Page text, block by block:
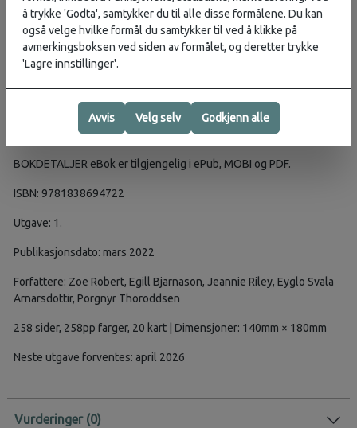
attraksjonene og aktivitetene foreslått av våre lokale eksperter -
og lage din egen drømmereiserute for å komme bort fra
hverdagen. Åpne enda flere reiseskatter ved å bruke QR-kodene
gjennom hver guide og oppdag minneverdige reiseøyeblikk du
aldri vil glemme.
DEKKER Dekker Reykjavik, sørvest for Island og Reykjanes-halvøya,
Gullfoss, sørkysten og de sørlige høylandene, øst og sørøst for
Island, Akureyri, nord for Island, Vestfjordene, vest for Island
BOKDETALJER eBok er tilgjengelig i ePub, MOBI og PDF.
ISBN: 9781838694722
Utgave: 1.
Publikasjonsdato: mars 2022
Forfattere: Zoe Robert, Egill Bjarnason, Jeannie Riley, Eyglo Svala
Arnarsdottir, Porgnyr Thoroddsen
258 sider, 258pp farger, 20 kart | Dimensjoner: 140mm × 180mm
Neste utgave forventes: april 2026
Vurderinger
å trykke 'Godta', samtykker du til alle disse formålene. Du kan
også velge hvilke formål du samtykker til ved å klikke på
avmerkingsboksen ved siden av formålet, og deretter trykke
'Lagre innstillinger'.
Avvis Velg selv Godkjenn alle